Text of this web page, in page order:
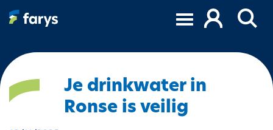
a
Je drinkwater in
Ronse is veilig